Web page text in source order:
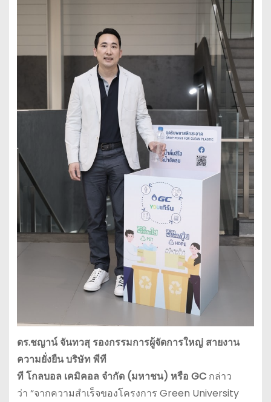
ดร.ชญาน์ จันทวสุ รองกรรมการผู้จัดการใหญ่ สายงาน
ความยั่งยืนบริษัท พีที
ทีโกลบอล เคมิคอล จำกัด(มหาชน) หรือ GC กล่าว
ว่า “จากความสำเร็จของโครงการ Green University